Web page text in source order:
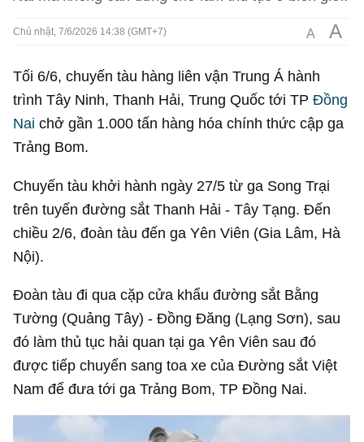
Chủ nhật, 7/6/2026 14:38 (GMT+7) A A
Tối 6/6, chuyến tàu hàng liên vận Trung Á hành
trình Tây Ninh, Thanh Hải, Trung Quốc tới TPĐồng
Nai chở gần 1.000 tấn hàng hóa chính thức cập ga
Trảng Bom.
Chuyến tàu khởi hành ngày 27/5 từ ga Song Trại
trên tuyến đường sắt Thanh Hải - Tây Tạng. Đến
chiều 2/6, đoàn tàu đến ga Yên Viên (Gia Lâm, Hà
Nội).
Đoàn tàu đi qua cặp cửa khẩu đường sắt Bằng
Tường (Quảng Tây) - Đồng Đăng (Lạng Sơn), sau
đó làm thủ tục hải quan tại ga Yên Viên sau đó
được tiếp chuyển sang toa xe của Đường sắt Việt
Nam để đưa tới ga Trảng Bom, TP Đồng Nai.